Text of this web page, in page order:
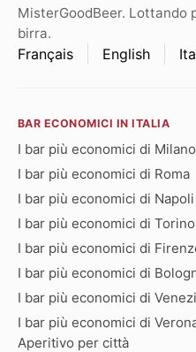
MisterGoodBeer. Lottando
birra.
Français English
BAR ECONOMICI IN ITALIA
I bar più economici di Milano
I bar più economici di Roma
I bar più economici di Napoli
I bar più economici di Torino
I bar più economici di
I bar più economici di
I bar più economici di
I bar più economici di
Aperitivo per città